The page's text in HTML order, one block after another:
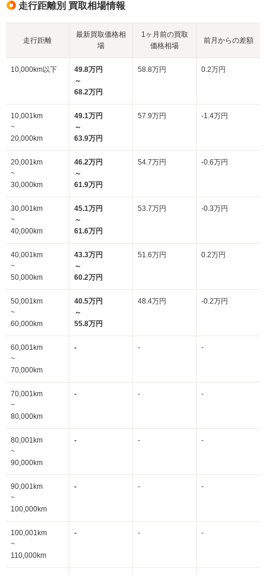
走行距離別 買取相場情報
走行距離
最新買取価格相
場
1ヶ月前の買取
価格相場
前月からの差額
10,000km以下
49.8万円
～
68.2万円
58.8万円 0.2万円
10,001km
~
20,000km
49.1万円
～
63.9万円
57.9万円 -1.4万円
20,001km
~
30,000km
46.2万円
～
61.9万円
54.7万円 -0.6万円
30,001km
~
40,000km
45.1万円
～
61.6万円
53.7万円 -0.3万円
40,001km
~
50,000km
43.3万円
～
60.2万円
51.6万円 0.2万円
50,001km
~
60,000km
40.5万円
～
55.8万円
48.4万円 -0.2万円
60,001km
~
70,000km
- - -
70,001km
~
80,000km
- - -
80,001km
~
90,000km
- - -
90,001km
~
100,000km
- - -
100,001km
~
110,000km
- - -